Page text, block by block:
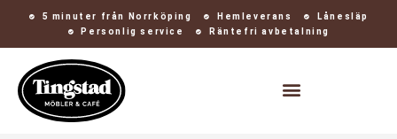
5 minuter från Norrköping Hemleverans
Lånesläp
Personlig service
Räntefri avbetalning